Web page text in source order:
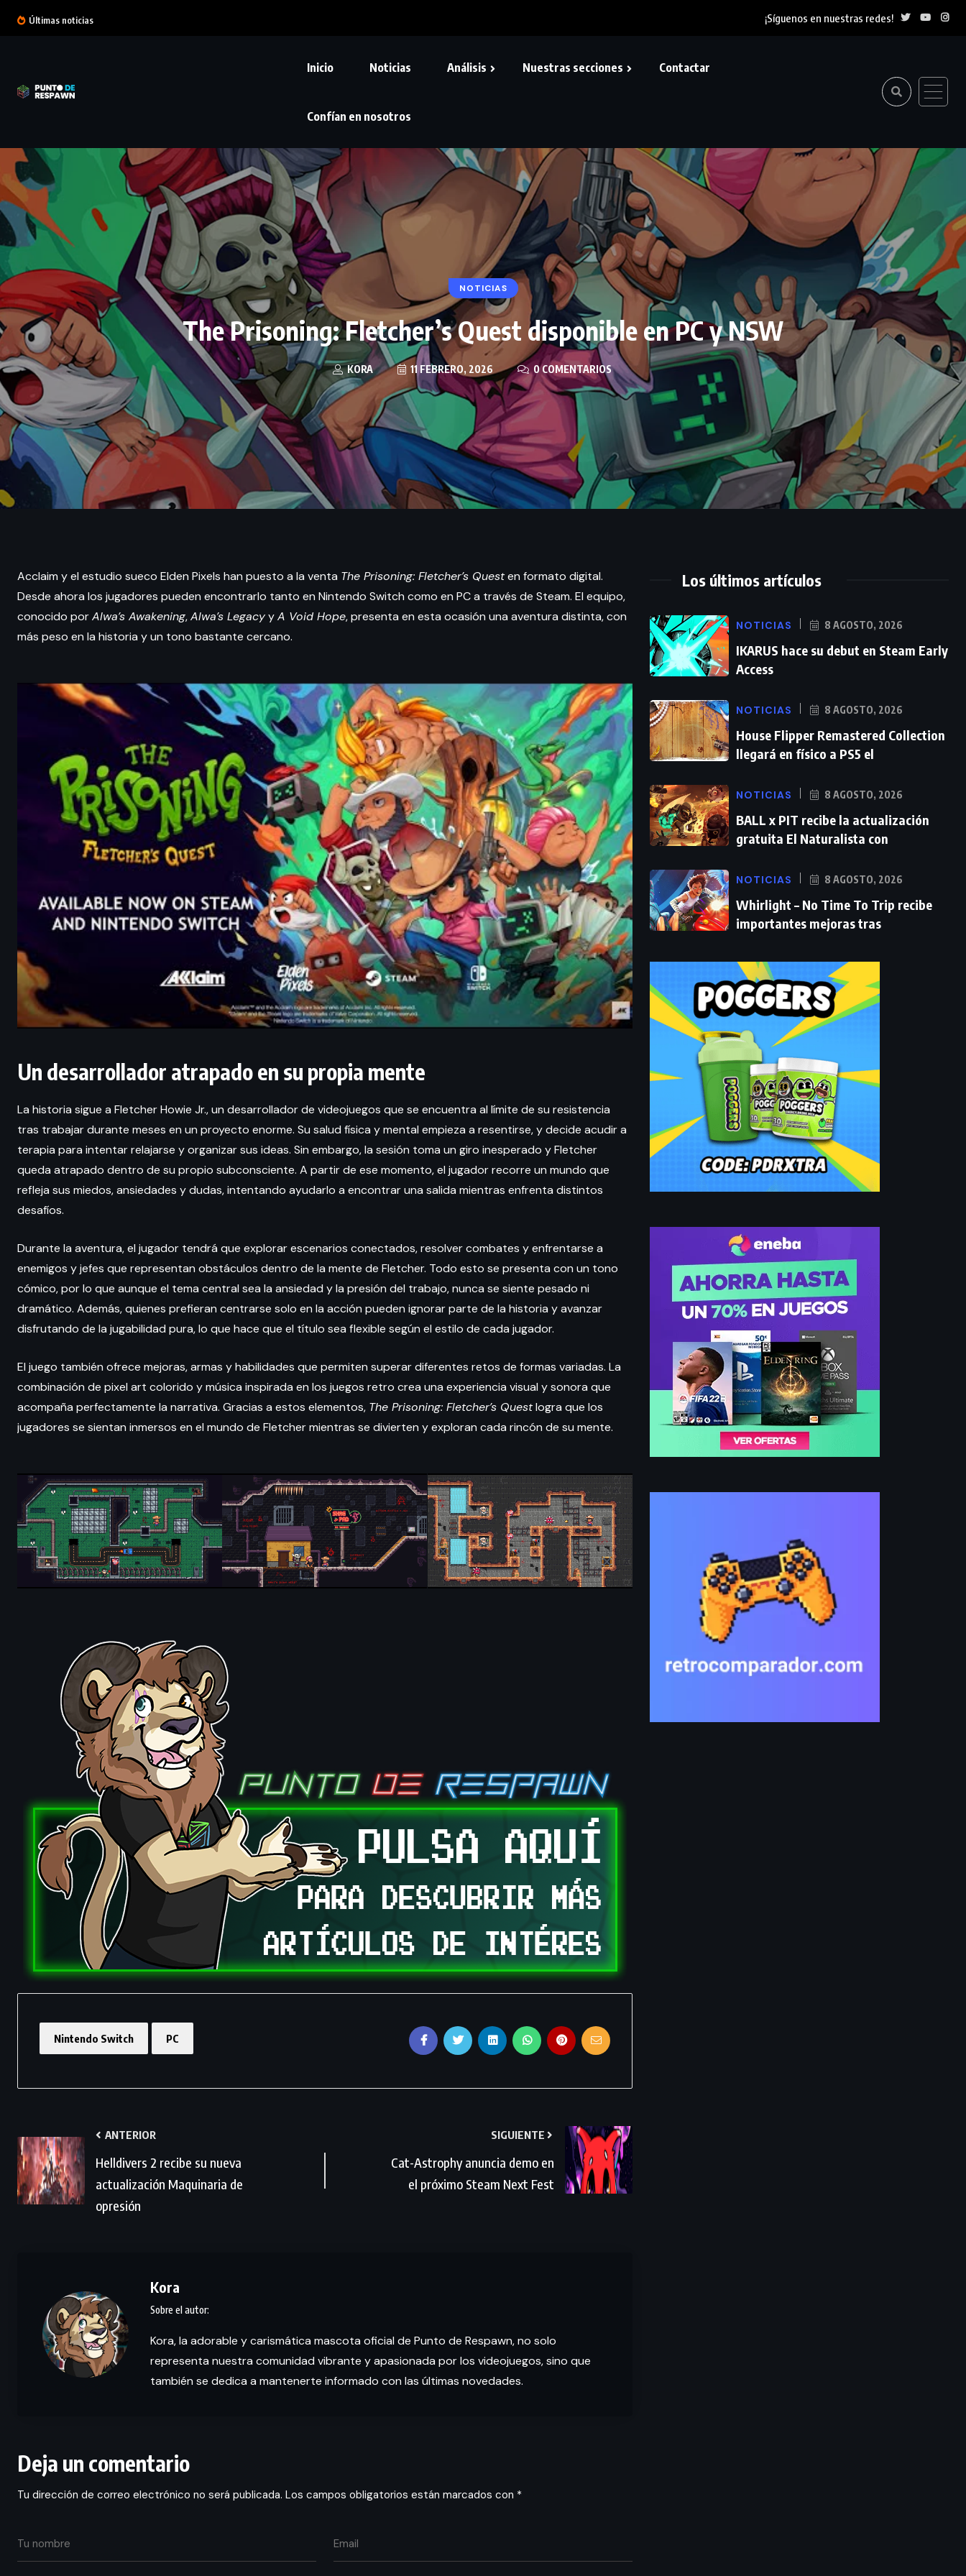
Últimas noticias ¡Síguenos en nuestras redes!
Inicio Noticias Análisis Nuestras secciones Contactar
Confían en nosotros
NOTICIAS
The Prisoning: Fletcher’s Quest disponible en PC y NSW
KORA 11 FEBRERO, 2026 0 COMENTARIOS
Acclaim y el estudio sueco Elden Pixels han puesto a la venta The Prisoning: Fletcher’s Questen formato digital.
Desde ahora los jugadores pueden encontrarlo tanto en Nintendo Switch como en PC a través de Steam. El equipo,
conocido porAlwa’s Awakening,Alwa’s LegacyyA Void Hope, presenta en esta ocasión una aventura distinta, con
más peso en la historia y un tono bastante cercano.
Un desarrollador atrapado en su propia mente
La historia sigue a Fletcher Howie Jr., un desarrollador de videojuegos que se encuentra al límite de su resistencia
tras trabajar durante meses en un proyecto enorme. Su salud física y mental empieza a resentirse, y decide acudir a
terapia para intentar relajarse y organizar sus ideas. Sin embargo, la sesión toma un giro inesperado y Fletcher
queda atrapado dentro de su propio subconsciente. A partir de ese momento, el jugador recorre un mundo que
refleja sus miedos, ansiedades y dudas, intentando ayudarlo a encontrar una salida mientras enfrenta distintos
desafíos.
Durante la aventura, el jugador tendrá que explorar escenarios conectados, resolver combates y enfrentarse a
enemigos y jefes que representan obstáculos dentro de la mente de Fletcher. Todo esto se presenta con un tono
cómico, por lo que aunque el tema central sea la ansiedad y la presión del trabajo, nunca se siente pesado ni
dramático. Además, quienes prefieran centrarse solo en la acción pueden ignorar parte de la historia y avanzar
disfrutando de la jugabilidad pura, lo que hace que el título sea flexible según el estilo de cada jugador.
El juego también ofrece mejoras, armas y habilidades que permiten superar diferentes retos de formas variadas. La
combinación de pixel art colorido y música inspirada en los juegos retro crea una experiencia visual y sonora que
acompaña perfectamente la narrativa. Gracias a estos elementos, The Prisoning: Fletcher’s Questlogra que los
jugadores se sientan inmersos en el mundo de Fletcher mientras se divierten y exploran cada rincón de su mente.
Nintendo Switch PC
ANTERIOR
Helldivers 2 recibe su nueva
actualización Maquinaria de
opresión
SIGUIENTE
Cat-Astrophy anuncia demo en
el próximo Steam Next Fest
Kora
Kora, la adorable y carismática mascota oficial de Punto de Respawn, no solo
representa nuestra comunidad vibrante y apasionada por los videojuegos, sino que
también se dedica a mantenerte informado con las últimas novedades.
Deja un comentario
Tu dirección de correo electrónico no será publicada. Los campos obligatorios están marcados con *
Los últimos artículos
NOTICIAS 8 AGOSTO, 2026
IKARUS hace su debut en Steam Early
Access
NOTICIAS 8 AGOSTO, 2026
House Flipper Remastered Collection
llegará en físico a PS5 el
NOTICIAS 8 AGOSTO, 2026
BALL x PIT recibe la actualización
gratuita El Naturalista con
NOTICIAS 8 AGOSTO, 2026
Whirlight – No Time To Trip recibe
importantes mejoras tras